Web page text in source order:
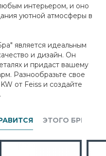
интерьером, и оно
уютной атмосферы в
является идеальным
и дизайн. Он
и придаст вашему
Разнообразьте свое
от Feiss и создайте
ЭТОГО БРЕНДА